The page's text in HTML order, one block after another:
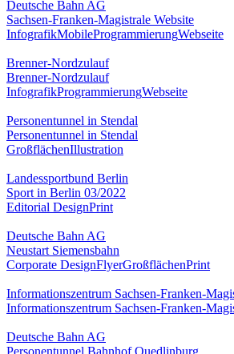
Deutsche Bahn AG
Sachsen-Franken-Magistrale Website
InfografikMobileProgrammierungWebseite
Brenner-Nordzulauf
Brenner-Nordzulauf
InfografikProgrammierungWebseite
Personentunnel in Stendal
Personentunnel in Stendal
GroßflächenIllustration
Landessportbund Berlin
Sport in Berlin 03/2022
Editorial DesignPrint
Deutsche Bahn AG
Neustart Siemensbahn
Corporate DesignFlyerGroßflächenPrint
Informationszentrum Sachsen-Franken-
Informationszentrum Sachsen-Franken-
Deutsche Bahn AG
Personentunnel Bahnhof Quedlinburg